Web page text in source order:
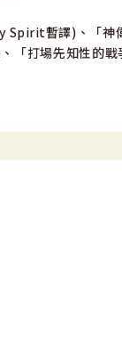
暫譯)、「神
「打場先知性的